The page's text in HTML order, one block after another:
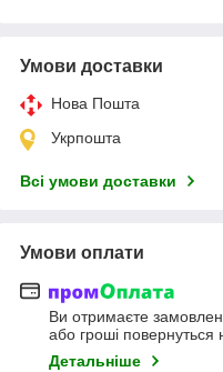
Умови доставки
Нова Пошта
Укрпошта
Всі умови доставки
Умови оплати
Ви отримаєте
або гроші повернуться
Детальніше